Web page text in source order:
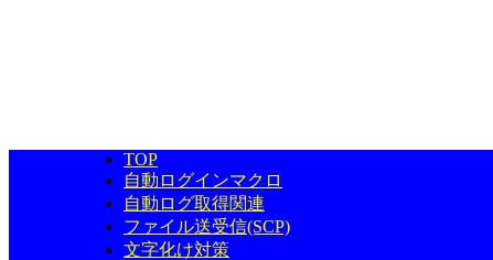
TOP
自動ログインマクロ
自動ログ取得関連
ファイル送受信(SCP)
文字化け対策